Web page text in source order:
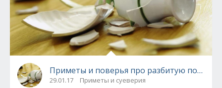
Приметы и поверья про разбитую посуду
29.01.17 Приметы и суеверия